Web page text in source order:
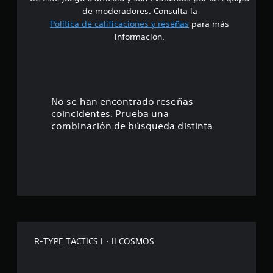
r
de moderadores. Consulta la
Política de calificaciones y reseñas para más
información.
No se han encontrado reseñas
coincidentes. Prueba una
combinación de búsqueda distinta.
R-TYPE TACTICS I・II COSMOS